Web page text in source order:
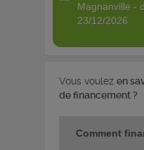
magnanville - du 02/11/2026 au
23/12/2026
Vous voulez en
de financement ?
Comment